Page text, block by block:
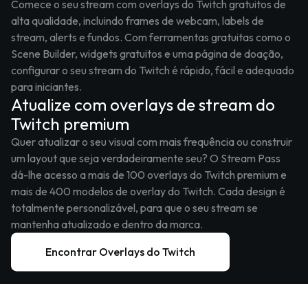
Comece o seu stream com overlays do Twitch gratuitos de
alta qualidade, incluindo frames de webcam, labels de
stream, alerts e fundos. Com ferramentas gratuitas como o
Scene Builder, widgets gratuitos e uma página de doação,
configurar o seu stream do Twitch é rápido, fácil e adequado
para iniciantes.
Atualize com overlays de stream do
Twitch premium
Quer atualizar o seu visual com mais frequência ou construir
um layout que seja verdadeiramente seu? O Stream Pass
dá-lhe acesso a mais de 100 overlays do Twitch premium e
mais de 400 modelos de overlay do Twitch. Cada design é
totalmente personalizável, para que o seu stream se
mantenha atualizado e dentro da marca.
Encontrar Overlays do Twitch